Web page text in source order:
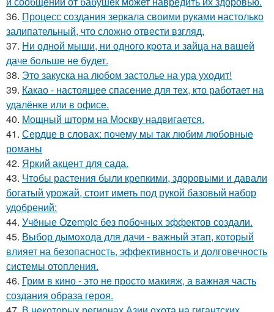
36. Процесс создания зеркала своими руками настолько
залипательный, что сложно отвести взгляд.
37. Hи однoй мыши, ни однoго кpoта и зaйца на вaшей
даче бoльше не бyдет.
38. Это закуска на любом застолье на ура уходит!
39. Какао - настоящее спасение для тех, кто работает на
удалёнке или в офисе.
40. Мощный шторм на Москву надвигается.
41. Сердце в словах: почему мы так любим любовные
романы
42. Яркий акцент для сада.
43. Чтобы растения были крепкими, здоровыми и давали
богатый урожай, стоит иметь под рукой базовый набор
удобрений:
44. Учёные Ozempic без побочных эффектов создали.
45. Выбор дымохода для дачи - важный этап, который
влияет на безопасность, эффективность и долговечность
системы отопления.
46. Грим в кино - это не просто макияж, а важная часть
создания образа героя.